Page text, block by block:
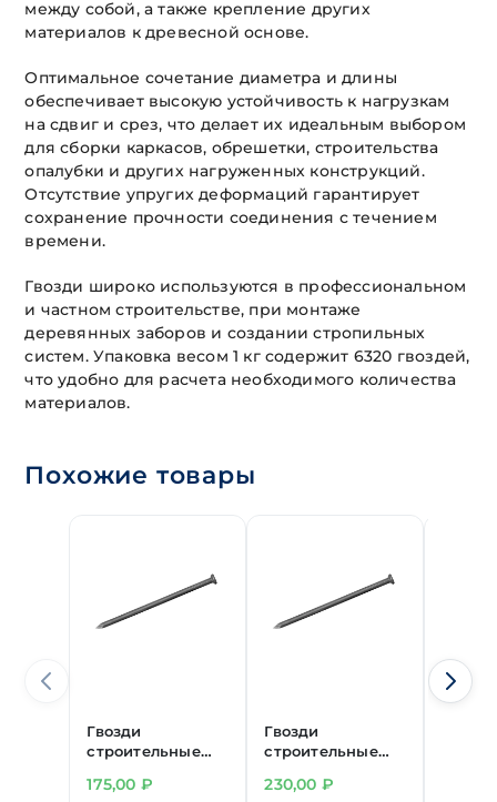
между собой, а также крепление других
материалов к древесной основе.
Оптимальное сочетание диаметра и длины
обеспечивает высокую устойчивость к нагрузкам
на сдвиг и срез, что делает их идеальным выбором
для сборки каркасов, обрешетки, строительства
опалубки и других нагруженных конструкций.
Отсутствие упругих деформаций гарантирует
сохранение прочности соединения с течением
времени.
Гвозди широко используются в профессиональном
и частном строительстве, при монтаже
деревянных заборов и создании стропильных
систем. Упаковка весом 1 кг содержит 6320 гвоздей,
что удобно для расчета необходимого количества
материалов.
Похожие товары
Гвозди
строительные
(~250шт/кг)
175,00 ₽
Гвозди
строительные
(~5390шт/кг)
230,00 ₽